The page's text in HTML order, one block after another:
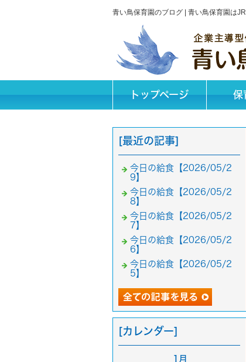
青い鳥保育園のブログ | 青い鳥保育園は
トップページ 保
[最近の記事]
今日の給食【2026/05/2
9】
今日の給食【2026/05/2
8】
今日の給食【2026/05/2
7】
今日の給食【2026/05/2
6】
今日の給食【2026/05/2
5】
[カレンダー]
1月